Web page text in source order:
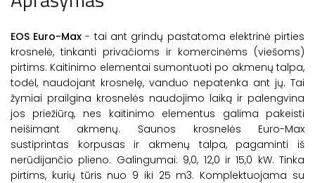
EOS Euro-Max - tai ant grindų pastatoma elektrinė pirties
krosnelė, tinkanti privačioms ir komercinėms (viešoms)
pirtims. Kaitinimo elementai sumontuoti po akmenų talpa,
todėl, naudojant krosnelę, vanduo nepatenka ant jų. Tai
žymiai prailgina krosnelės naudojimo laiką ir palengvina
jos priežiūrą, nes kaitinimo elementus galima pakeisti
neišimant akmenų. Saunos krosnelės Euro-Max
sustiprintas korpusas ir akmenų talpa, pagaminti iš
nerūdijančio plieno. Galingumai: 9,0, 12,0 ir 15,0 kW. Tinka
pirtims, kurių tūris nuo 9 iki 25 m3. Komplektuojama su